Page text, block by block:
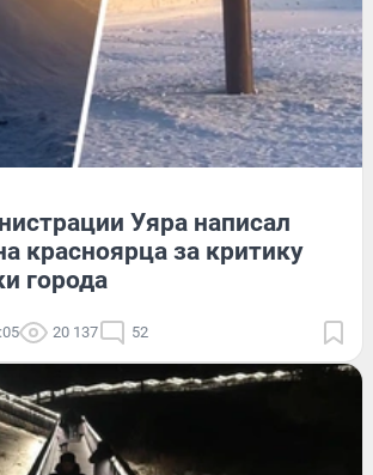
Уяра написал
красноярца за критику
города
20 137 52